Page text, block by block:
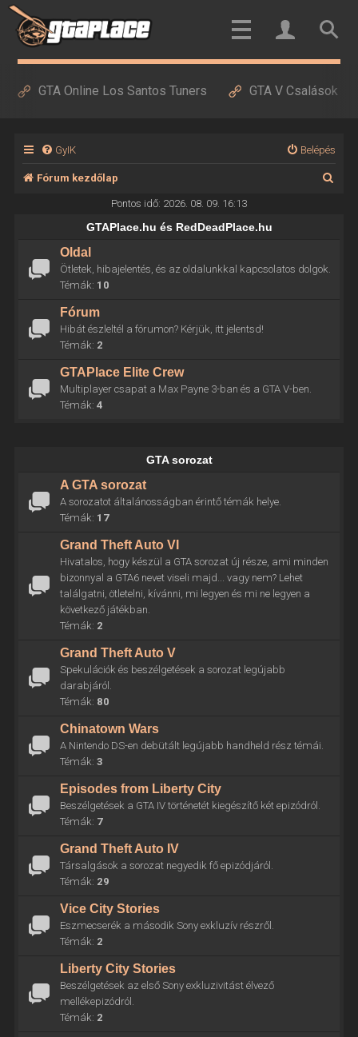
GTA Online Los Santos Tuners GTA V Csalások
GyIK Belépés
Fórum kezdőlap
Pontos idő: 2026. 08. 09. 16:13
GTAPlace.hu és RedDeadPlace.hu
Oldal
Ötletek, hibajelentés, és az oldalunkkal kapcsolatos dolgok.
Témák: 10
Fórum
Hibát észleltél a fórumon? Kérjük, itt jelentsd!
Témák: 2
GTAPlace Elite Crew
Multiplayer csapat a Max Payne 3-ban és a GTA V-ben.
Témák: 4
GTA sorozat
A GTA sorozat
A sorozatot általánosságban érintő témák helye.
Témák: 17
Grand Theft Auto VI
Hivatalos, hogy készül a GTA sorozat új része, ami minden
bizonnyal a GTA6 nevet viseli majd... vagy nem? Lehet
találgatni, ötletelni, kívánni, mi legyen és mi ne legyen a
következő játékban.
Témák: 2
Grand Theft Auto V
Spekulációk és beszélgetések a sorozat legújabb
darabjáról.
Témák: 80
Chinatown Wars
A Nintendo DS-en debütált legújabb handheld rész témái.
Témák: 3
Episodes from Liberty City
Beszélgetések a GTA IV történetét kiegészítő két epizódról.
Témák: 7
Grand Theft Auto IV
Társalgások a sorozat negyedik fő epizódjáról.
Témák: 29
Vice City Stories
Eszmecserék a második Sony exkluzív részről.
Témák: 2
Liberty City Stories
Beszélgetések az első Sony exkluzivitást élvező
mellékepizódról.
Témák: 2